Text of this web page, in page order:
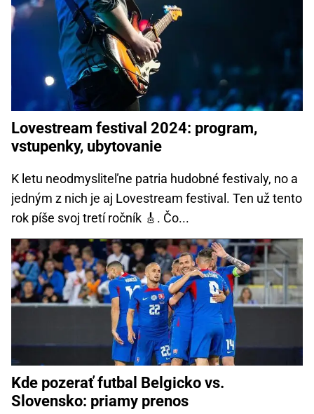
Lovestream festival 2024: program,
vstupenky, ubytovanie
K letu neodmysliteľne patria hudobné festivaly, no a
jedným z nich je aj Lovestream festival. Ten už tento
rok píše svoj tretí ročník 🎸. Čo...
Kde pozerať futbal Belgicko vs.
Slovensko: priamy prenos